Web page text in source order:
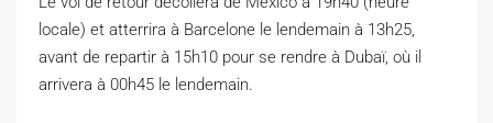
locale) et atterrira à Barcelone le lendemain à 13h25,
avant de repartir à 15h10 pour se rendre à Dubaï, où il
arrivera à 00h45 le lendemain.